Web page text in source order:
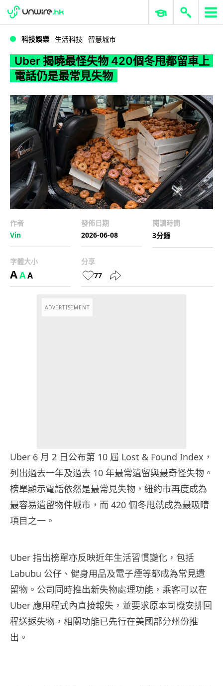
WWDC 2026 ERP 與商業 AI
科技娛樂 生活科技 智慧城市
Uber 揭曉最怪失物 420個冬甩都留車上
電話仍是最常見失物
作者
Vin
發佈日期
2026-06-08
閱讀時間
3分鐘
字體大小
AAA
分享
77
ADVERTISEMENT
Uber 6 月 2 日公布第 10 屆 Lost & Found Index，
列出過去一年及過去 10 年最常遺留與最奇怪失物。
榜單顯示電話依然是最常見失物，紐約市再度成為
最容易遺留物件城市，而 420 個冬甩就成為最吸睛
項目之一。
Uber 指出榜單亦反映近年生活習慣變化，包括
Labubu 公仔、健身用品及電子煙等都成為常見遺
留物。公司同時推出新失物處理功能，乘客可以在
Uber 應用程式內直接報失，並要求原本司機安排回
程送返失物，相關功能已先行在美國部分州份推
出。